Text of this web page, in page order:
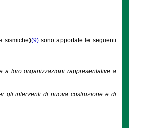
sismiche)(9)sono apportate le seguenti
loro organizzazioni rappresentative a
gli interventi di nuova costruzione e di